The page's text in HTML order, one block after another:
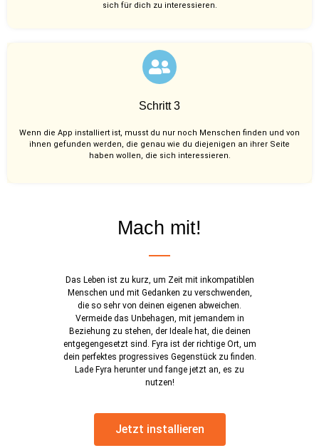
sich für dich zu interessieren.
Schritt 3
Wenn die App installiert ist, musst du nur noch Menschen finden und von
ihnen gefunden werden, die genau wie du diejenigen an ihrer Seite
haben wollen, die sich interessieren.
Mach mit!
Das Leben ist zu kurz, um Zeit mit inkompatiblen
Menschen und mit Gedanken zu verschwenden,
die so sehr von deinen eigenen abweichen.
Vermeide das Unbehagen, mit jemandem in
Beziehung zu stehen, der Ideale hat, die deinen
entgegengesetzt sind. Fyra ist der richtige Ort, um
dein perfektes progressives Gegenstück zu finden.
Lade Fyra herunter und fange jetzt an, es zu
nutzen!
Jetzt installieren